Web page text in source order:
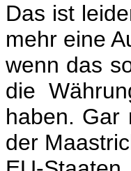
Das ist
mehr eine
wenn das
die
haben. Gar
der